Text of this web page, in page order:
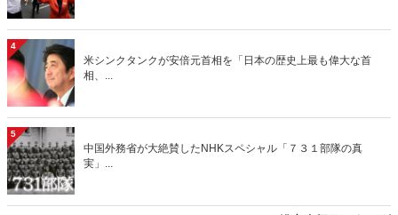
4
米シンクタンクが安倍元首相を「日本の歴史上最も偉大な首
相、...
5
中国外務省が大絶賛したNHKスペシャル「７３１部隊の真
実」...